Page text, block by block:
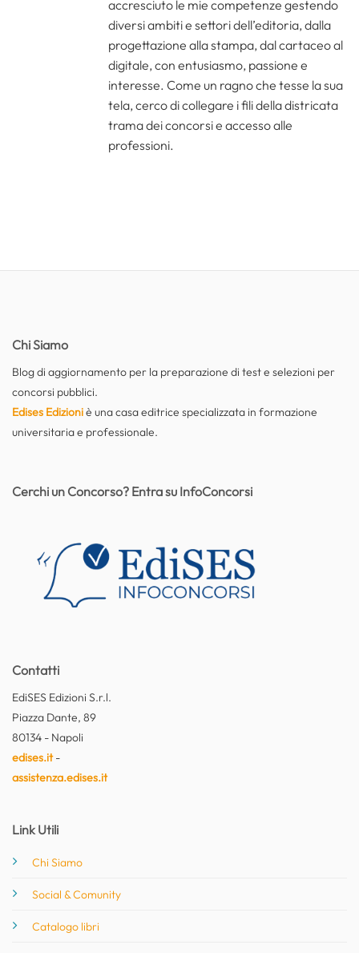
accresciuto le mie competenze gestendo
diversi ambiti e settori dell’editoria, dalla
progettazione alla stampa, dal cartaceo al
digitale, con entusiasmo, passione e
interesse. Come un ragno che tesse la sua
tela, cerco di collegare i fili della districata
trama dei concorsi e accesso alle
professioni.
Chi Siamo
Blog di aggiornamento per la preparazione di test e selezioni per
concorsi pubblici.
Edises Edizioniè una casa editrice specializzata in formazione
universitaria e professionale.
Contatti
EdiSES Edizioni S.r.l.
Piazza Dante, 89
80134 - Napoli
edises.it-
assistenza.edises.it
Link Utili
Chi Siamo
Social & Comunity
Catalogo libri
Cerchi un Concorso? Entra su InfoConcorsi